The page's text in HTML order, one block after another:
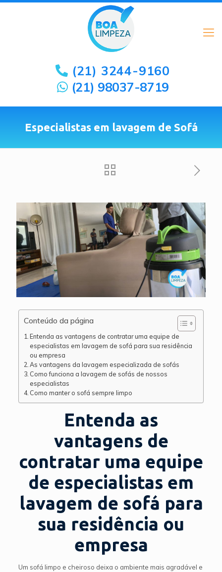
(21) 3244-9160
(21) 98037-8719
Especialistas em lavagem de Sofá
Conteúdo da página
Entenda as vantagens de contratar uma equipe de
especialistas em lavagem de sofá para sua residência
ou empresa
As vantagens da lavagem especializada de sofás
Como funciona a lavagem de sofás de nossos
especialistas
Como manter o sofá sempre limpo
Entenda as
vantagens de
contratar uma equipe
de especialistas em
lavagem de sofá para
sua residência ou
empresa
Um sofá limpo e cheiroso deixa o ambiente mais agradável e